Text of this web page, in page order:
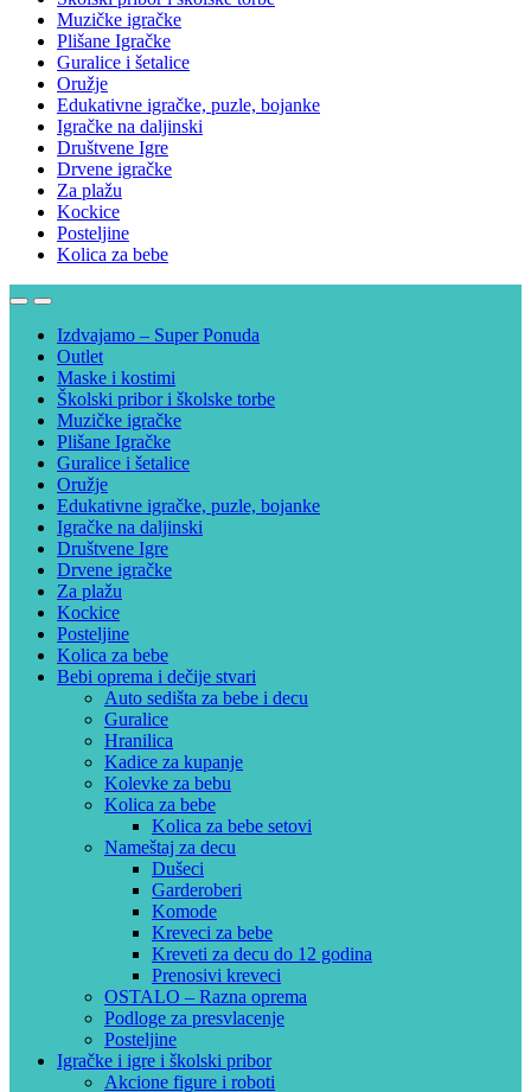
Muzičke igračke
Plišane Igračke
Guralice i šetalice
Oružje
Edukativne igračke, puzle, bojanke
Igračke na daljinski
Društvene Igre
Drvene igračke
Za plažu
Kockice
Posteljine
Kolica za bebe
Izdvajamo – Super Ponuda
Outlet
Maske i kostimi
Školski pribor i školske torbe
Muzičke igračke
Plišane Igračke
Guralice i šetalice
Oružje
Edukativne igračke, puzle, bojanke
Igračke na daljinski
Društvene Igre
Drvene igračke
Za plažu
Kockice
Posteljine
Kolica za bebe
Bebi oprema i dečije stvari
Auto sedišta za bebe i decu
Guralice
Hranilica
Kadice za kupanje
Kolevke za bebu
Kolica za bebe
Kolica za bebe setovi
Nameštaj za decu
Dušeci
Garderoberi
Komode
Kreveci za bebe
Kreveti za decu do 12 godina
Prenosivi kreveci
OSTALO – Razna oprema
Podloge za presvlacenje
Posteljine
Igračke i igre i školski pribor
Akcione figure i roboti